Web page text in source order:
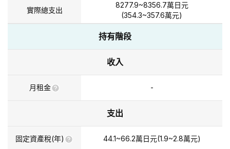
實際總支出
8277.9~8356.7萬日元
(354.3~357.6萬元)
持有階段
收入
月租金 -
支出
固定資產稅(年) 44.1~66.2萬日元(1.9~2.8萬元)